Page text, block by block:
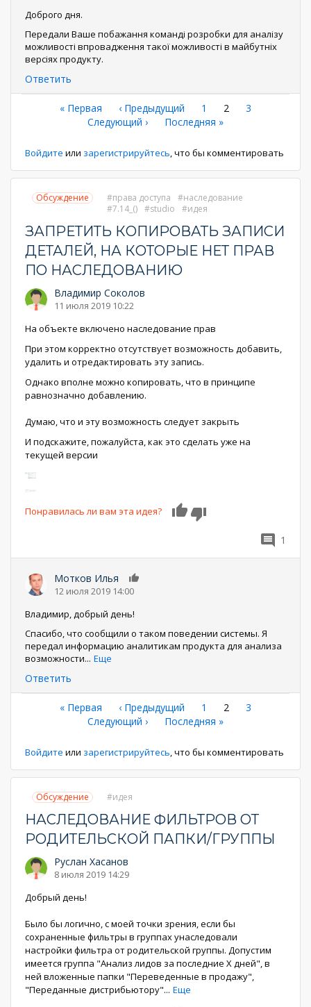
Доброго дня.
Передали Ваше побажання команді розробки для аналізу
можливості впровадження такої можливості в майбутніх
версіях продукту.
Ответить
Нумерация
страниц
Первая
страница
« Первая ←
‹ Предыдущий Страница
1
Текущая
2 Страница
3
Следующая
Следующий ›
Последняя
Последняя »
Войдите или зарегистрируйтесь, что бы комментировать
Обсуждение права доступа
наследование
7.14_()
studio идея
ЗАПРЕТИТЬ КОПИРОВАТЬ ЗАПИСИ
ДЕТАЛЕЙ, НА КОТОРЫЕ НЕТ ПРАВ
ПО НАСЛЕДОВАНИЮ
Владимир Соколов
11 июля 2019 10:22
На объекте включено наследование прав
При этом корректно отсутствует возможность добавить,
удалить и отредактировать эту запись.
Однако вполне можно копировать, что в принципе
равнозначно добавлению.
Думаю, что и эту возможность следует закрыть
И подскажите, пожалуйста, как это сделать уже на
текущей версии
Понравилась ли вам эта идея? 0
1
Мотков Илья
12 июля 2019 14:00
Владимир, добрый день!
Спасибо, что сообщили о таком поведении системы. Я
передал информацию аналитикам продукта для анализа
возможности... Еще
Ответить
Нумерация
страниц
Первая
страница
« Первая ←
‹ Предыдущий Страница
1
Текущая
2 Страница
3
Следующая
Следующий ›
Последняя
Последняя »
Войдите или зарегистрируйтесь , что бы комментировать
Обсуждение идея
НАСЛЕДОВАНИЕ ФИЛЬТРОВ ОТ
РОДИТЕЛЬСКОЙ ПАПКИ/ГРУППЫ
Руслан Хасанов
8 июля 2019 14:29
Добрый день!
Было бы логично, с моей точки зрения, если бы
сохраненные фильтры в группах унаследовали
настройки фильтра от родительской группы. Допустим
имеется группа "Анализ лидов за последние Х дней", в
ней вложенные папки "Переведенные в продажу",
"Переданные дистрибьютору"... Еще